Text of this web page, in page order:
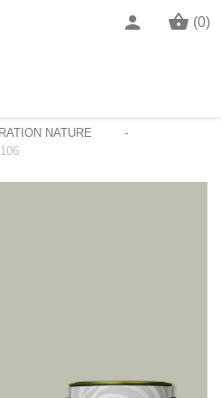
shopping_basket (0)
person
NATURE